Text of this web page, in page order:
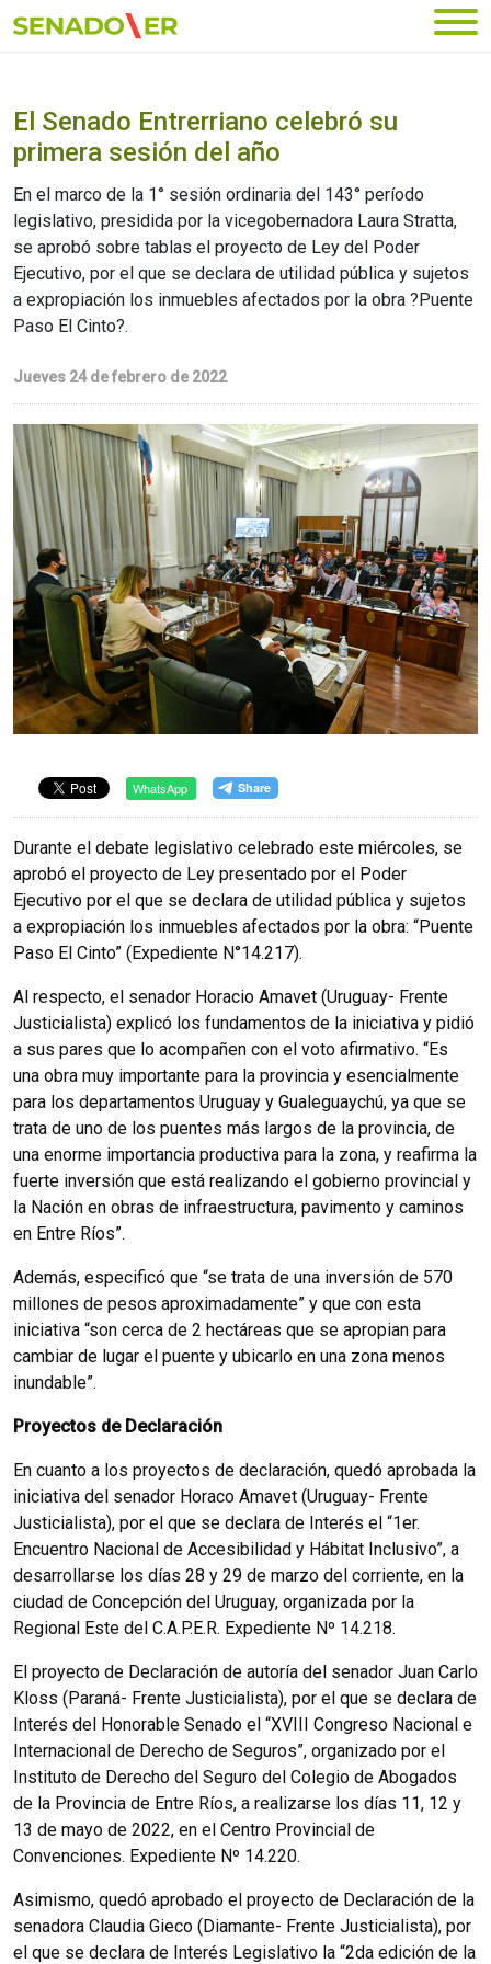
Ir al menú principal
El Senado Entrerriano celebró su
primera sesión del año
En el marco de la 1° sesión ordinaria del 143° período
legislativo, presidida por la vicegobernadora Laura Stratta,
se aprobó sobre tablas el proyecto de Ley del Poder
Ejecutivo, por el que se declara de utilidad pública y sujetos
a expropiación los inmuebles afectados por la obra ?Puente
Paso El Cinto?.
Jueves 24 de febrero de 2022
WhatsApp
Durante el debate legislativo celebrado este miércoles, se
aprobó el proyecto de Ley presentado por el Poder
Ejecutivo por el que se declara de utilidad pública y sujetos
a expropiación los inmuebles afectados por la obra: “Puente
Paso El Cinto” (Expediente N°14.217).
Al respecto, el senador Horacio Amavet (Uruguay- Frente
Justicialista) explicó los fundamentos de la iniciativa y pidió
a sus pares que lo acompañen con el voto afirmativo. “Es
una obra muy importante para la provincia y esencialmente
para los departamentos Uruguay y Gualeguaychú, ya que se
trata de uno de los puentes más largos de la provincia, de
una enorme importancia productiva para la zona, y reafirma la
fuerte inversión que está realizando el gobierno provincial y
la Nación en obras de infraestructura, pavimento y caminos
en Entre Ríos”.
Además, especificó que “se trata de una inversión de 570
millones de pesos aproximadamente” y que con esta
iniciativa “son cerca de 2 hectáreas que se apropian para
cambiar de lugar el puente y ubicarlo en una zona menos
inundable”.
Proyectos de Declaración
En cuanto a los proyectos de declaración, quedó aprobada la
iniciativa del senador Horaco Amavet (Uruguay- Frente
Justicialista), por el que se declara de Interés el “1er.
Encuentro Nacional de Accesibilidad y Hábitat Inclusivo”, a
desarrollarse los días 28 y 29 de marzo del corriente, en la
ciudad de Concepción del Uruguay, organizada por la
Regional Este del C.A.P.E.R. Expediente Nº 14.218.
El proyecto de Declaración de autoría del senador Juan Carlo
Kloss (Paraná- Frente Justicialista), por el que se declara de
Interés del Honorable Senado el “XVIII Congreso Nacional e
Internacional de Derecho de Seguros”, organizado por el
Instituto de Derecho del Seguro del Colegio de Abogados
de la Provincia de Entre Ríos, a realizarse los días 11, 12 y
13 de mayo de 2022, en el Centro Provincial de
Convenciones. Expediente Nº 14.220.
Asimismo, quedó aprobado el proyecto de Declaración de la
senadora Claudia Gieco (Diamante- Frente Justicialista), por
el que se declara de Interés Legislativo la “2da edición de la